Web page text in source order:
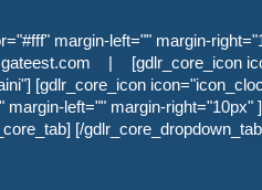
margin-left="" margin-
|
[gdlr_core_icon
[gdlr_core_icon
left="" margin-right="10px" ]
[/